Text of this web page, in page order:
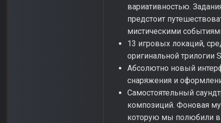
вариативностью.
предстоит
мистическими
13 игровых локаций,
оригинальной трилогии
Абсолютно новый
снаряжения и
Самостоятельный
композиций. Фоновая
которую мы полюбили в